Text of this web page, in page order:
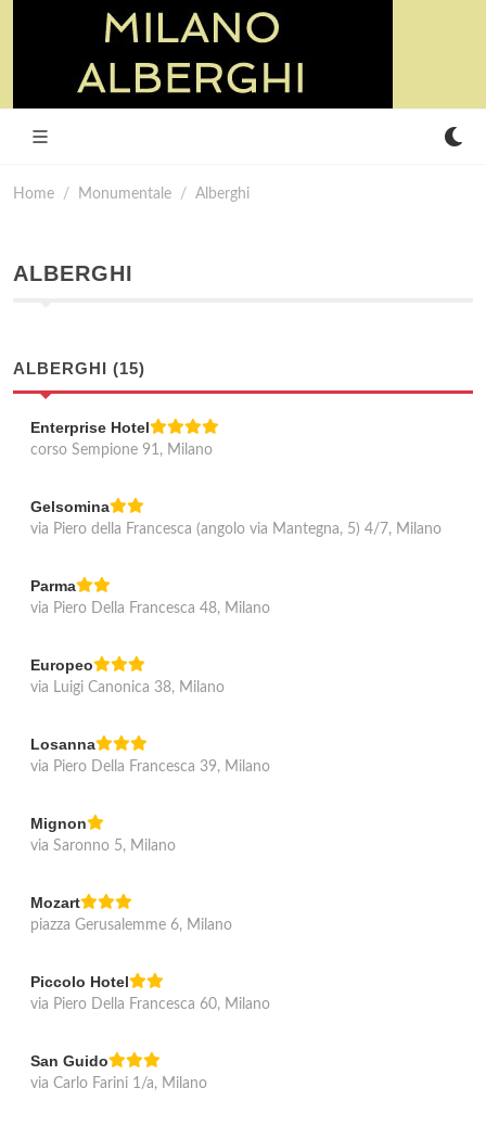
Home Monumentale Alberghi
ALBERGHI
ALBERGHI (15)
Enterprise Hotel
corso Sempione 91, Milano
Gelsomina
via Piero della Francesca (angolo via Mantegna, 5) 4/7, Milano
Parma
via Piero Della Francesca 48, Milano
Europeo
via Luigi Canonica 38, Milano
Losanna
via Piero Della Francesca 39, Milano
Mignon
via Saronno 5, Milano
Mozart
piazza Gerusalemme 6, Milano
Piccolo Hotel
via Piero Della Francesca 60, Milano
San Guido
via Carlo Farini 1/a, Milano